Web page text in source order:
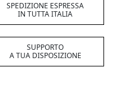
SPEDIZIONE ESPRESSA
IN TUTTA ITALIA
SUPPORTO
A TUA DISPOSIZIONE